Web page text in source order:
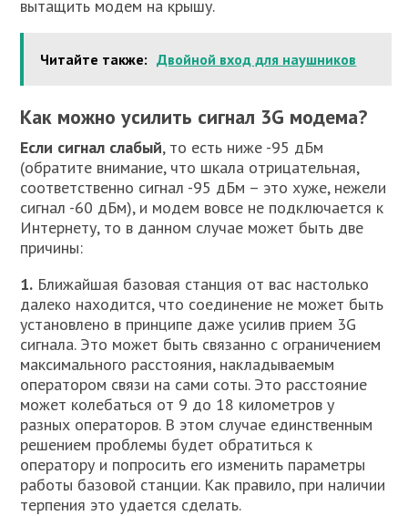
вытащить модем на крышу.
Читайте также: Двойной вход для наушников
Как можно усилить сигнал 3G модема?
Если сигнал слабый, то есть ниже -95 дБм
(обратите внимание, что шкала отрицательная,
соответственно сигнал -95 дБм – это хуже, нежели
сигнал -60 дБм), и модем вовсе не подключается к
Интернету, то в данном случае может быть две
причины:
1. Ближайшая базовая станция от вас настолько
далеко находится, что соединение не может быть
установлено в принципе даже усилив прием 3G
сигнала. Это может быть связанно с ограничением
максимального расстояния, накладываемым
оператором связи на сами соты. Это расстояние
может колебаться от 9 до 18 километров у
разных операторов. В этом случае единственным
решением проблемы будет обратиться к
оператору и попросить его изменить параметры
работы базовой станции. Как правило, при наличии
терпения это удается сделать.